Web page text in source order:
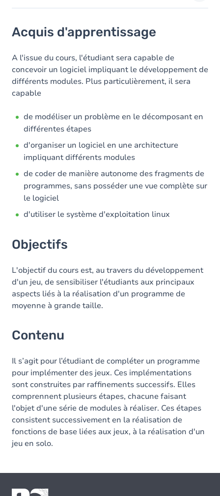
Objectifs
Contenu
Acquis d'apprentissage
A l'issue du cours, l'étudiant sera capable de
concevoir un logiciel impliquant le développement de
différents modules. Plus particulièrement, il sera
capable
de modéliser un problème en le décomposant en
différentes étapes
d'organiser un logiciel en une architecture
impliquant différents modules
de coder de manière autonome des fragments de
programmes, sans posséder une vue complète sur
le logiciel
d'utiliser le système d'exploitation linux
Objectifs
L'objectif du cours est, au travers du développement
d'un jeu, de sensibiliser l'étudiants aux principaux
aspects liés à la réalisation d'un programme de
moyenne à grande taille.
Contenu
Il s’agit pour l’étudiant de compléter un programme
pour implémenter des jeux. Ces implémentations
sont construites par raffinements successifs. Elles
comprennent plusieurs étapes, chacune faisant
l'objet d'une série de modules à réaliser. Ces étapes
consistent successivement en la réalisation de
fonctions de base liées aux jeux, à la réalisation d'un
jeu en solo.